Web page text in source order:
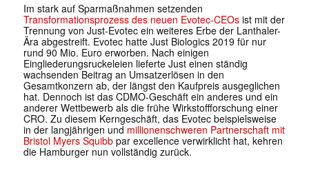
Im stark auf Sparmaßnahmen setzenden
Transformationsprozess des neuen Evotec-CEOsist mit der
Trennung von Just-Evotec ein weiteres Erbe der Lanthaler-
Ära abgestreift. Evotec hatte Just Biologics 2019 für nur
rund 90 Mio. Euro erworben. Nach einigen
Eingliederungsruckeleien lieferte Just einen ständig
wachsenden Beitrag an Umsatzerlösen in den
Gesamtkonzern ab, der längst den Kaufpreis ausgeglichen
hat. Dennoch ist das CDMO-Geschäft ein anderes und ein
anderer Wettbewerb als die frühe Wirkstoffforschung einer
CRO. Zu diesem Kerngeschäft, das Evotec beispielsweise
in der langjährigen und millionenschweren Partnerschaft mit
Bristol Myers Squibbpar excellence verwirklicht hat, kehren
die Hamburger nun vollständig zurück.